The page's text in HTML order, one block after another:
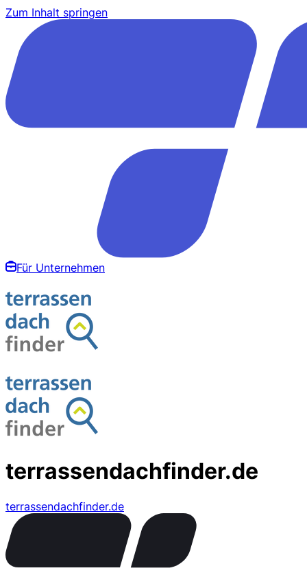
Zum Inhalt springen
Für Unternehmen
terrassendachfinder.de
terrassendachfinder.de